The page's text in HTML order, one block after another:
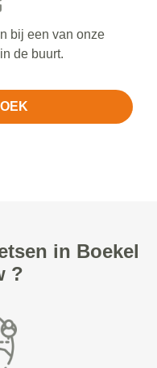
bij een van onze
de buurt.
in Boekel
?